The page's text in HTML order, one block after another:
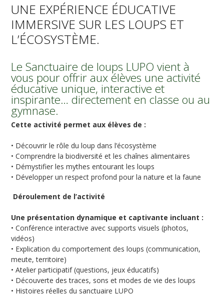
UNE EXPÉRIENCE ÉDUCATIVE
IMMERSIVE SUR LES LOUPS ET
L’ÉCOSYSTÈME.
Le Sanctuaire de loups LUPO vient à
vous pour offrir aux élèves une activité
éducative unique, interactive et
inspirante… directement en classe ou au
gymnase.
Cette activité permet aux élèves de :
• Découvrir le rôle du loup dans l’écosystème
• Comprendre la biodiversité et les chaînes alimentaires
• Démystifier les mythes entourant les loups
• Développer un respect profond pour la nature et la faune
Déroulement de l’activité
Une présentation dynamique et captivante incluant :
• Conférence interactive avec supports visuels (photos,
vidéos)
• Explication du comportement des loups (communication,
meute, territoire)
• Atelier participatif (questions, jeux éducatifs)
• Découverte des traces, sons et modes de vie des loups
• Histoires réelles du sanctuaire LUPO